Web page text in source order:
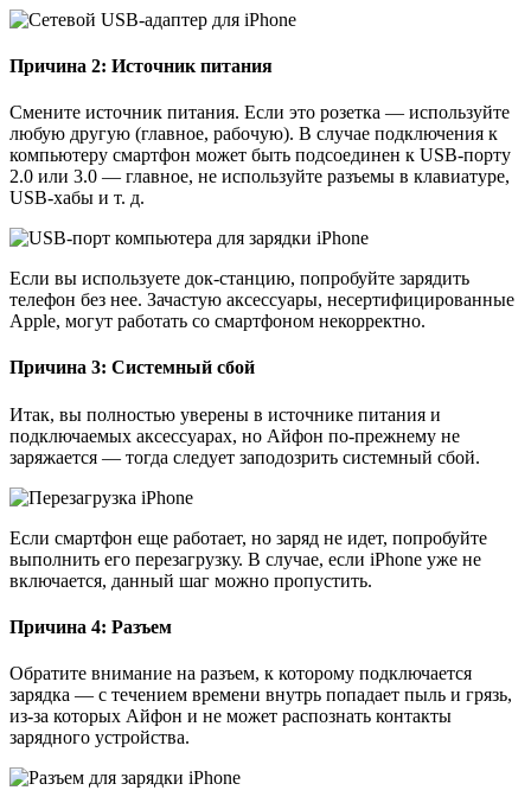
Причина 2: Источник питания
Смените источник питания. Если это розетка — используйте
любую другую (главное, рабочую). В случае подключения к
компьютеру смартфон может быть подсоединен к USB-порту
2.0 или 3.0 — главное, не используйте разъемы в клавиатуре,
USB-хабы и т. д.
Если вы используете док-станцию, попробуйте зарядить
телефон без нее. Зачастую аксессуары, несертифицированные
Apple, могут работать со смартфоном некорректно.
Причина 3: Системный сбой
Итак, вы полностью уверены в источнике питания и
подключаемых аксессуарах, но Айфон по-прежнему не
заряжается — тогда следует заподозрить системный сбой.
Если смартфон еще работает, но заряд не идет, попробуйте
выполнить его перезагрузку. В случае, если iPhone уже не
включается, данный шаг можно пропустить.
Причина 4: Разъем
Обратите внимание на разъем, к которому подключается
зарядка — с течением времени внутрь попадает пыль и грязь,
из-за которых Айфон и не может распознать контакты
зарядного устройства.